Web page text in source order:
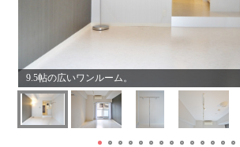
9.5帖の広いワンルーム。